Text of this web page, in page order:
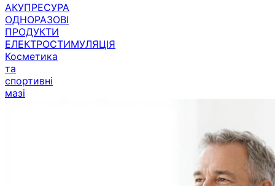
ОДНОРАЗОВІ
ПРОДУКТИ
ЕЛЕКТРОСТИМУЛЯЦІЯ
Косметика
та
спортивні
мазі